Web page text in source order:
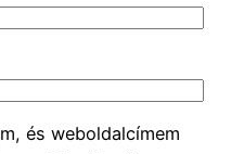
és weboldalcímem